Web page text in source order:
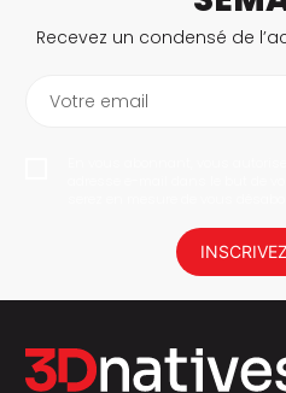
Recevez un condensé de
Votre email